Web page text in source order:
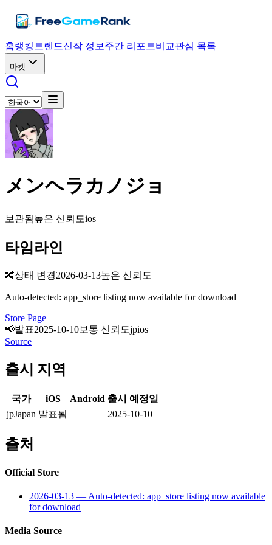
홈랭킹 트렌드신작 정보 주간 리포트비교관심 목록
마켓
メンヘラカノジョ
보관됨높은 신뢰도ios
타임라인
🔀상태 변경2026-03-13높은 신뢰도
Auto-detected: app_store listing now available for download
Store Page
📢발표2025-10-10보통 신뢰도jpios
Source
출시 지역
국가 iOS Android 출시 예정일
jpJapan 발표됨 — 2025-10-10
출처
Official Store
2026-03-13 — Auto-detected: app_store listing now available
for download
Media Source